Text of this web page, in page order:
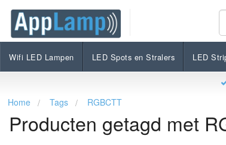
Wifi LED Lampen LED Spots en Stralers LED
Home Tags RGBCTT
Producten getagd met